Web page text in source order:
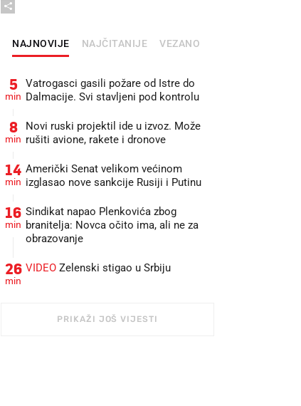
NAJNOVIJE NAJČITANIJE VEZANO
5
min
Vatrogasci gasili požare od Istre do
Dalmacije. Svi stavljeni pod kontrolu
8
min
Novi ruski projektil ide u izvoz. Može
rušiti avione, rakete i dronove
14
min
Američki Senat velikom većinom
izglasao nove sankcije Rusiji i Putinu
16
min
Sindikat napao Plenkovića zbog
branitelja: Novca očito ima, ali ne za
obrazovanje
26
min
VIDEO Zelenski stigao u Srbiju
PRIKAŽI JOŠ VIJESTI